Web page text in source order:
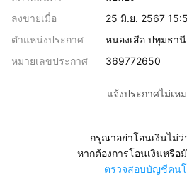
ลงขายเมื่อ
25 มิ.ย. 2567
ตำแหน่งประกาศ
หนองเสือ ปทุมธานี
หมายเลขประกาศ
369772650
แจ้งประกาศไม่เห
กรุณาอย่าโอนเงินไม่
หากต้องการโอนเงินหรือ
ตรวจสอบบัญชีคน